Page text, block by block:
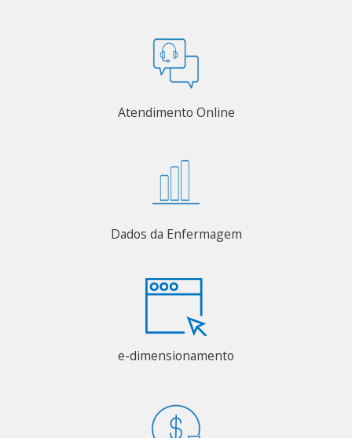
Atendimento Online
Dados da Enfermagem
e-dimensionamento